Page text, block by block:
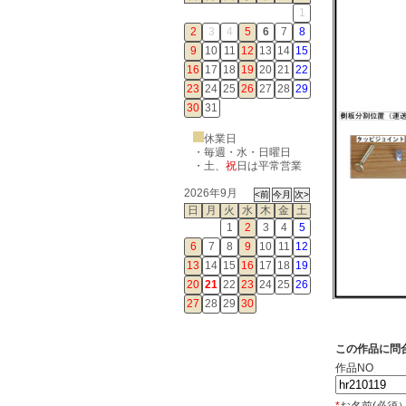
1
2
3 4 5 6 7
8
9
10 11 12 13 14 15
16 17 18 19 20 21 22
23 24 25 26 27 28 29
30 31
休業日
・毎週・水・日曜日
・ 土、 祝日は平常営業
2026年9月
日
月 火 水 木 金
土
1
2 3 4
5
6
7 8 9 10 11 12
13 14 15 16 17 18 19
20 21 22 23 24 25 26
27 28 29 30
この作品に問
作品NO